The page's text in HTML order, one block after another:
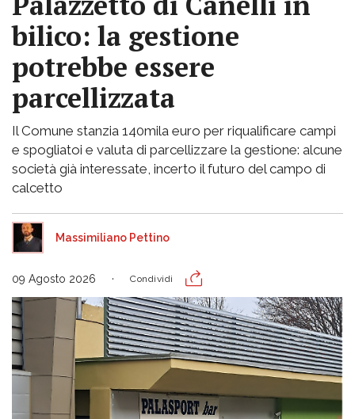
bilico: la gestione
potrebbe essere
parcellizzata
Il Comune stanzia 140mila euro per riqualificare campi
e spogliatoi e valuta di parcellizzare la gestione: alcune
società già interessate, incerto il futuro del campo di
calcetto
Massimiliano Pettino
09 Agosto 2026 Condividi